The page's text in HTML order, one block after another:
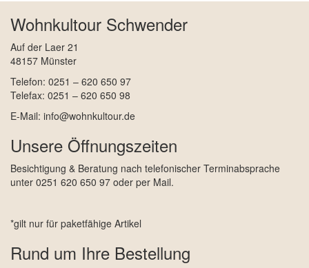
Wohnkultour Schwender
Auf der Laer 21
48157 Münster
Telefon: 0251 – 620 650 97
Telefax: 0251 – 620 650 98
E-Mail: info@wohnkultour.de
Unsere Öffnungszeiten
Besichtigung & Beratung nach telefonischer Terminabsprache
unter 0251 620 650 97 oder per Mail.
*gilt nur für paketfähige Artikel
Rund um Ihre Bestellung